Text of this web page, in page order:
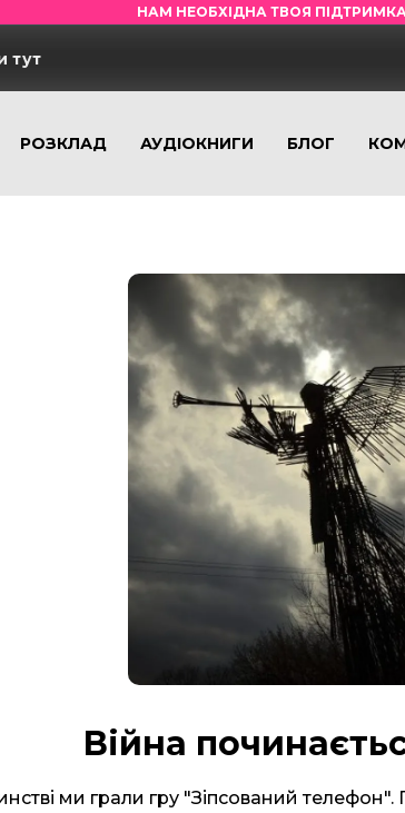
НАМ НЕОБХІДНА ТВОЯ
тут
РОЗКЛАД АУДІОКНИГИ БЛОГ
Війна
ми грали гру "Зіпсований